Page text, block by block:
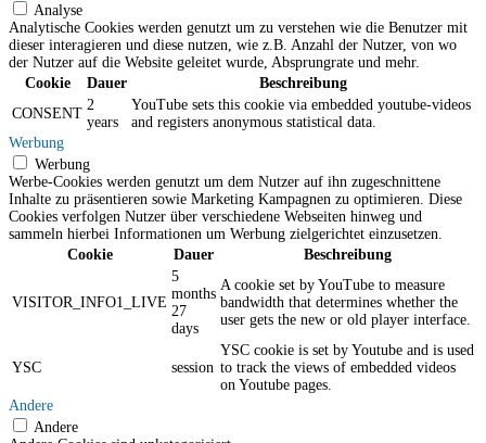
Analyse
Analytische Cookies werden genutzt um zu verstehen wie die Benutzer mit
dieser interagieren und diese nutzen, wie z.B. Anzahl der Nutzer, von wo
der Nutzer auf die Website geleitet wurde, Absprungrate und mehr.
Cookie
Dauer
Beschreibung
CONSENT
2
years
YouTube sets this cookie via embedded youtube-videos
and registers anonymous statistical data.
Werbung
Werbung
Werbe-Cookies werden genutzt um dem Nutzer auf ihn zugeschnittene
Inhalte zu präsentieren sowie Marketing Kampagnen zu optimieren. Diese
Cookies verfolgen Nutzer über verschiedene Webseiten hinweg und
sammeln hierbei Informationen um Werbung zielgerichtet einzusetzen.
Cookie
Dauer Beschreibung
VISITOR_INFO1_LIVE
5
months
27
days
A cookie set by YouTube to measure
bandwidth that determines whether the
user gets the new or old player interface.
YSC session
YSC cookie is set by Youtube and is used
to track the views of embedded videos
on Youtube pages.
Andere
Andere